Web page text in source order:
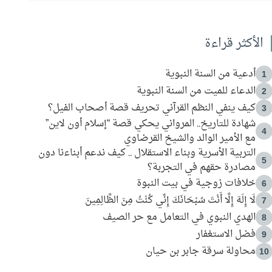
الأكثر قراءة
1 أدعية من السنة النبوية
2 الدعاء للميت من السنة النبوية
3 كيف ينفي النظم القرآني تحريف قصة أصحاب الفيل؟
4
شهادة للتاريخ.. المرواني يحكي قصة “إسلام أون لاين”
مع الأمير الوالد والشيخ القرضاوي
5
التربية الأسرية وبناء الاستقلال .. كيف ندعم أبناءنا دون
مصادرة حقهم في التجربة؟
6 خلافات زوجية في بيت النبوة
7 لَا إِلَهَ إِلَّا أَنْتَ سُبْحَانَكَ إِنِّي كُنْتُ مِنَ الظَّالِمِينَ
8 الهدي النبوي في التعامل مع حر الصيف
9 فضل الاستغفار
10 محاولة سرقة جابر بن حيان